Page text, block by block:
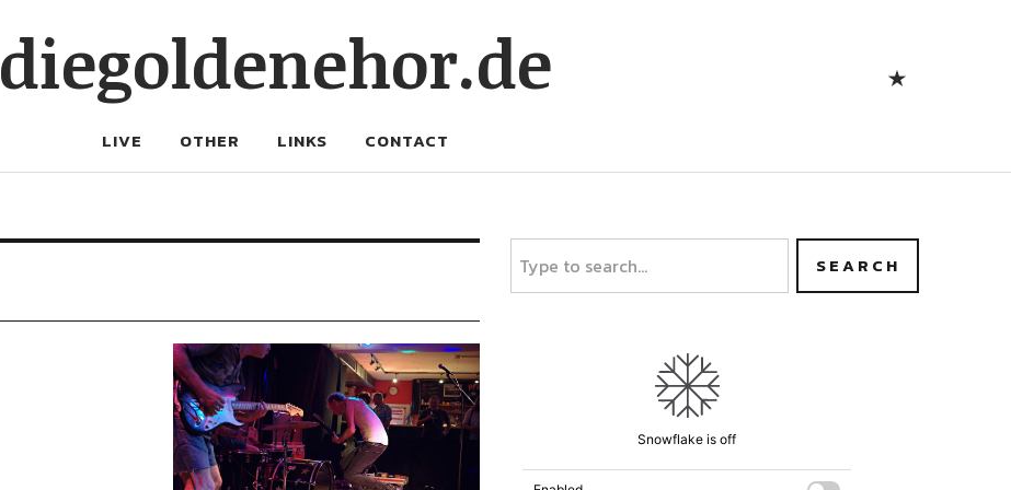
diegoldenehor.de
LIVE OTHER LINKS CONTACT